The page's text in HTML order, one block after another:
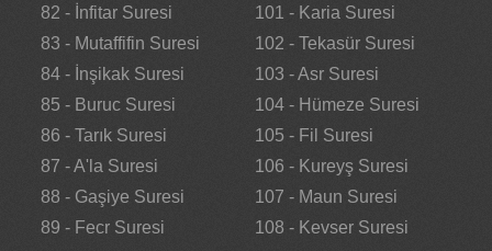
82 - İnfitar Suresi
83 - Mutaffifin Suresi
84 - İnşikak Suresi
85 - Buruc Suresi
86 - Tarık Suresi
87 - A'la Suresi
88 - Gaşiye Suresi
89 - Fecr Suresi
101 - Karia Suresi
102 - Tekasür Suresi
103 - Asr Suresi
104 - Hümeze Suresi
105 - Fil Suresi
106 - Kureyş Suresi
107 - Maun Suresi
108 - Kevser Suresi